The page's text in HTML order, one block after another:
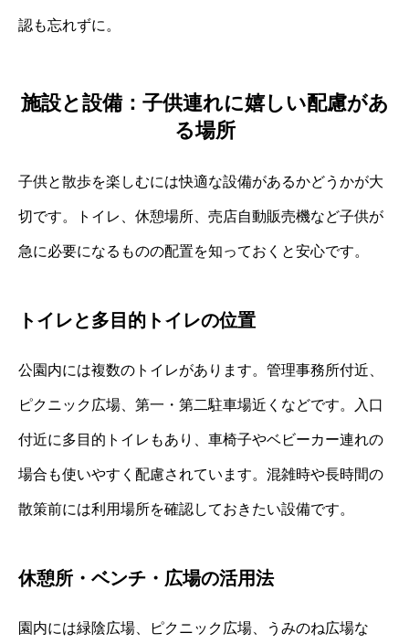
認も忘れずに。
施設と設備：子供連れに嬉しい配慮があ
る場所
子供と散歩を楽しむには快適な設備があるかどうかが大
切です。トイレ、休憩場所、売店自動販売機など子供が
急に必要になるものの配置を知っておくと安心です。
トイレと多目的トイレの位置
公園内には複数のトイレがあります。管理事務所付近、
ピクニック広場、第一・第二駐車場近くなどです。入口
付近に多目的トイレもあり、車椅子やベビーカー連れの
場合も使いやすく配慮されています。混雑時や長時間の
散策前には利用場所を確認しておきたい設備です。
休憩所・ベンチ・広場の活用法
園内には緑陰広場、ピクニック広場、うみのね広場な